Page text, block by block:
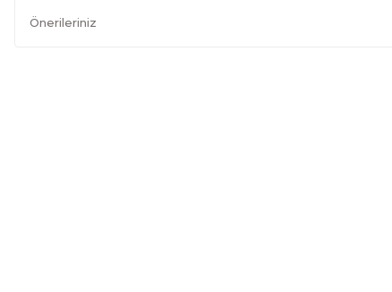
Önerileriniz